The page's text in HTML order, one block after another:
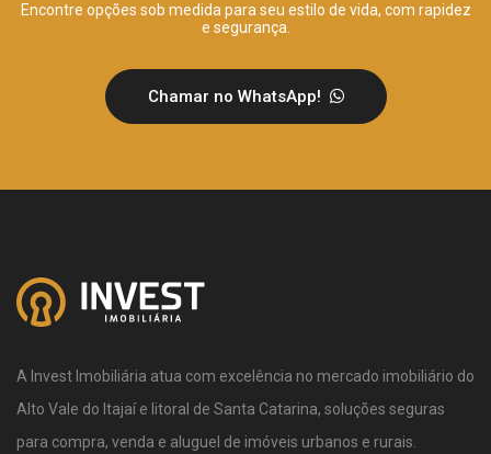
Encontre opções sob medida para seu estilo de vida, com rapidez
e segurança.
Chamar no WhatsApp!
A Invest Imobiliária atua com excelência no mercado imobiliário do
Alto Vale do Itajaí e litoral de Santa Catarina, soluções seguras
para compra, venda e aluguel de imóveis urbanos e rurais.